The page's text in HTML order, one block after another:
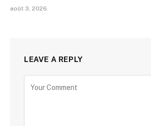
août 3, 2026
LEAVE A REPLY